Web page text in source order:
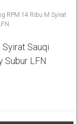
RPM 14 Ribu M Syirat
Sauqi
Subur LFN